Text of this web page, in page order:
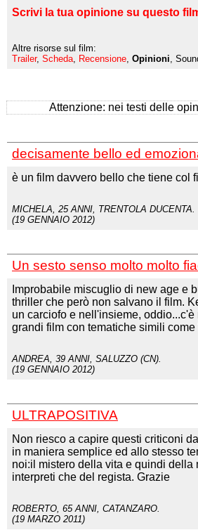
Scrivi la tua opinione su questo
Altre risorse sul film:
Trailer, Scheda Recensione Opinioni ,
Attenzione: nei testi delle
decisamente bello ed
è un film davvero bello che tiene col
MICHELA , 25 ANNI, TRENTOLA DUCENTA.
(19 GENNAIO 2012)
Un sesto senso molto molto
Improbabile miscuglio di new age e
thriller che però non salvano il film.
un carciofo e nell'insieme,
grandi film con tematiche simili
ANDREA , 39 ANNI, SALUZZO (CN).
(19 GENNAIO 2012)
ULTRAPOSITIVA
Non riesco a capire questi criticoni
in maniera semplice ed allo stesso
noi:il mistero della vita e quindi della
interpreti che del regista. Grazie
ROBERTO , 65 ANNI, CATANZARO.
(19 MARZO 2011)